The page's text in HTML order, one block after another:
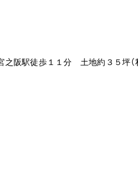
駅徒歩１１分 土地約３５坪